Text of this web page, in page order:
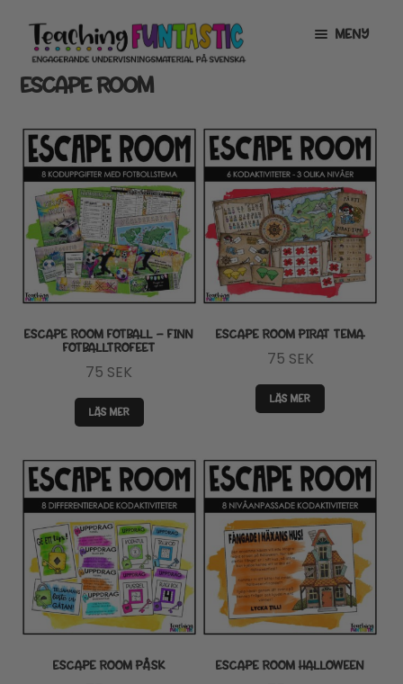
Hoppa
till
navigering
Gå
till
innehåll
MENY
INFO
MITT KONTO
GRATISMATERIAL
EXPANDERA
UNDERMENY
BUTIK
LICENSER
EXPANDERA
UNDERMENY
ESCAPE ROOM
ESCAPE ROOM FOTBALL – FINN
FOTBALLTROFEET
75 SEK
LÄS MER
ESCAPE ROOM PIRAT TEMA
75 SEK
LÄS MER
ESCAPE ROOM PÅSK ESCAPE ROOM HALLOWEEN